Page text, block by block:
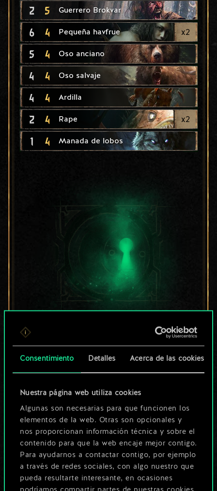
Consentimiento Detalles Acerca de las cookies
Nuestra página web utiliza cookies
Algunas son necesarias para que funcionen los
elementos de la web. Otras son opcionales y
nos proporcionan información técnica y sobre el
contenido para que la web encaje mejor contigo.
Para ayudarnos a contactar contigo, por ejemplo
a través de redes sociales, con algo nuestro que
pueda resultarte interesante, en ocasiones
2 5 Guerrero Brokvar
6 4 Pequeña havfrue x2
5 4 Oso anciano
4 4 Oso salvaje
4 4 Ardilla
2 4 Rape x2
1 4 Manada de lobos
Por ahora, solo es
un conjunto de
cartas compartido.
¡Pero puede llegar a
ser mucho más!
Poner nombre a esta baraja y crear
una guía